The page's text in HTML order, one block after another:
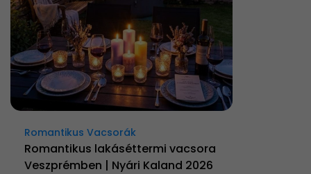
Romantikus Vacsorák
Romantikus lakáséttermi vacsora
Veszprémben | Nyári Kaland 2026